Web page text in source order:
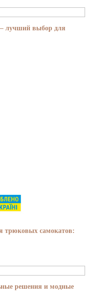
лучший выбор для
трюковых самокатов:
решения и модные